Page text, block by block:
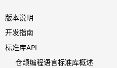
版本说明
开发指南
标准库API
仓颉编程语言标准库概述